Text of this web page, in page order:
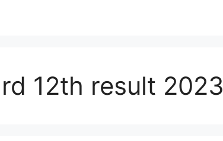
12th result 2023